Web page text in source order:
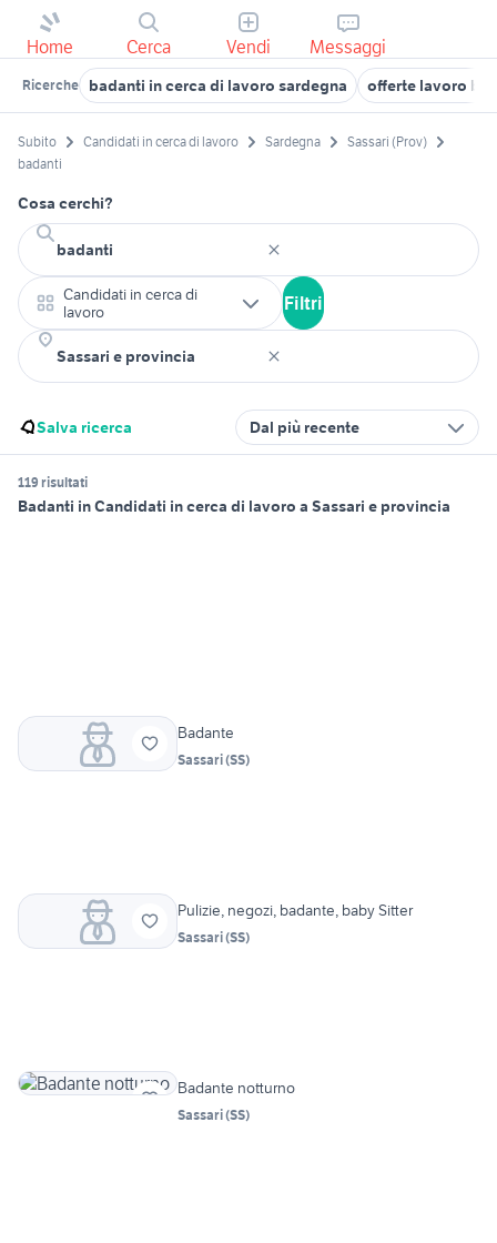
Home Cerca Vendi Messaggi
Ricerche badanti in cerca di lavoro sardegna offerte lavoro
Subito Candidati in cerca di lavoro Sardegna
Sassari (Prov)
badanti
Cosa cerchi?
Candidati in cerca di
lavoro
Filtri
Salva ricerca Dal più recente
119 risultati
Badanti in Candidati in cerca di lavoro a Sassari e provincia
Badante
Sassari(SS)
Pulizie, negozi, badante, baby Sitter
Sassari(SS)
Badante notturno
Sassari(SS)